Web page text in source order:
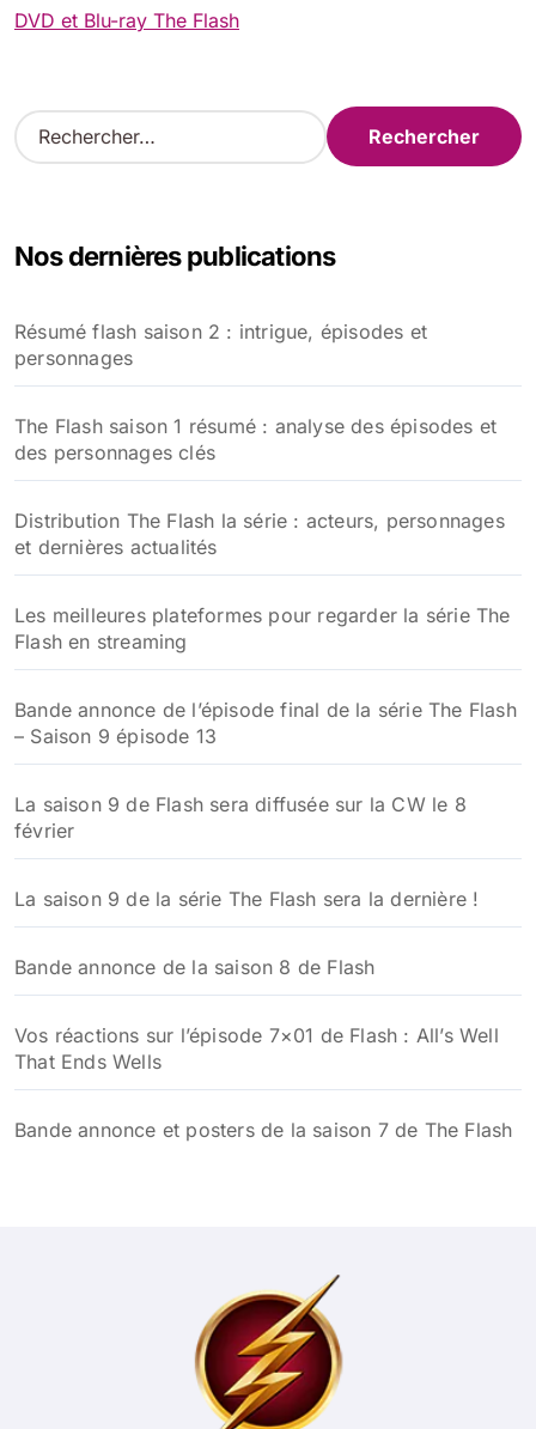
DVD et Blu-ray The Flash
R
e
r
e
r
Nos dernières publications
Résumé flash saison 2 : intrigue, épisodes et
personnages
The Flash saison 1 résumé : analyse des épisodes et
des personnages clés
Distribution The Flash la série : acteurs, personnages
et dernières actualités
Les meilleures plateformes pour regarder la série The
Flash en streaming
Bande annonce de l’épisode final de la série The Flash
– Saison 9 épisode 13
La saison 9 de Flash sera diffusée sur la CW le 8
février
La saison 9 de la série The Flash sera la dernière !
Bande annonce de la saison 8 de Flash
Vos réactions sur l’épisode 7×01 de Flash : All’s Well
That Ends Wells
Bande annonce et posters de la saison 7 de The Flash